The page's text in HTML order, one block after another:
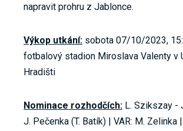
napravit prohru z Jablonce.
Výkop utkání: sobota 07/10/2023,
fotbalový stadion Miroslava Valenty v
Hradišti
Nominace rozhodčích: L. Szikszay -
J. Pečenka (T. Batík) | VAR: M. Zelinka |